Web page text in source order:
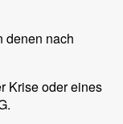
denen nach
Krise oder eines